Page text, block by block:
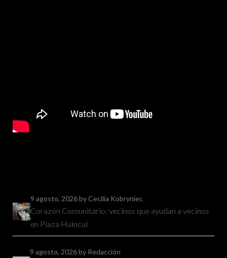
9 agosto, 2026by Cecilia Kobryniec
Corazón Comunitario: vecinos que ayudan a vecinos
en Plaza Huincul
9 agosto, 2026by Redacción